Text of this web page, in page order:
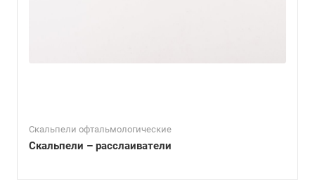
Скальпели офтальмологические
Скальпели – расслаиватели